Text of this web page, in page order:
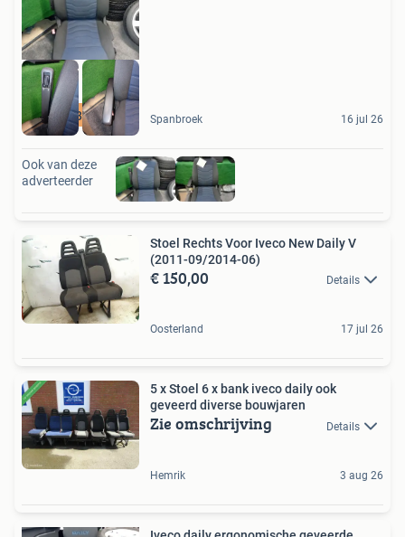
06 44845241 Spanbroek 16 jul 26
Ook van deze
adverteerder
Stoel Rechts Voor Iveco New Daily V
(2011-09/2014-06)
€ 150,00 Details
Oosterland 17 jul 26
5 x Stoel 6 x bank iveco daily ook
geveerd diverse bouwjaren
Zie omschrijving Details
Hemrik 3 aug 26